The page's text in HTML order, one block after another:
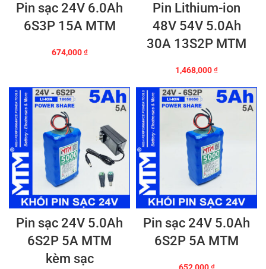
Pin sạc 24V 6.0Ah
6S3P 15A MTM
674,000₫
Pin Lithium-ion
48V 54V 5.0Ah
30A 13S2P MTM
1,468,000₫
Pin sạc 24V 5.0Ah
6S2P 5A MTM
kèm sạc
Pin sạc 24V 5.0Ah
6S2P 5A MTM